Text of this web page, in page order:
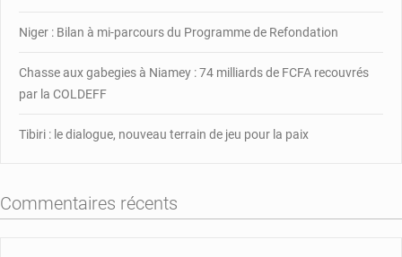
d’État
Niger : Bilan à mi-parcours du Programme de Refondation
Chasse aux gabegies à Niamey : 74 milliards de FCFA recouvrés
par la COLDEFF
Tibiri : le dialogue, nouveau terrain de jeu pour la paix
Commentaires récents